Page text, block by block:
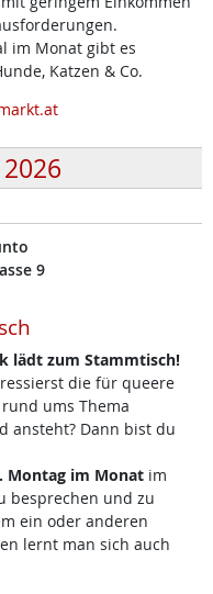
im Monat gibt es
Katzen & Co.
9
lädt zum Stammtisch!
die für queere
ums Thema
ansteht? Dann bist du
Montag im Monatim
besprechen und zu
ein oder anderen
lernt man sich auch